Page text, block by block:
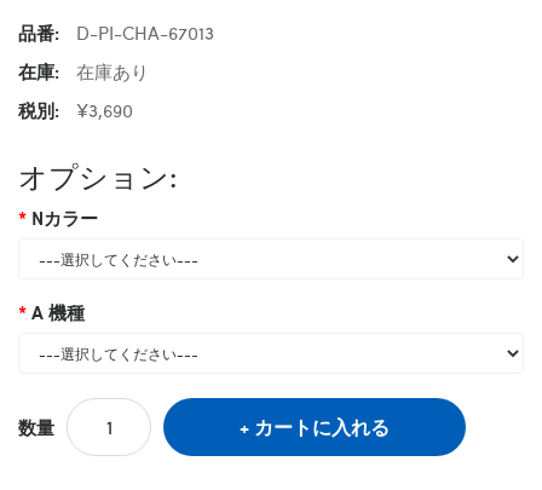
品番:
D-PI-CHA-67013
在庫:
在庫あり
税別:
¥3,690
オプション:
Nカラー
A 機種
数量 カートに入れる